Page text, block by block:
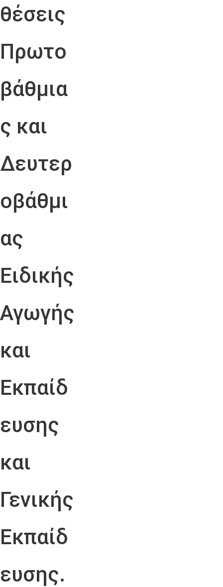
θέσεις
Πρωτο
βάθμια
ς και
Δευτερ
οβάθμι
ας
Ειδικής
Αγωγής
και
Εκπαίδ
ευσης
και
Γενικής
Εκπαίδ
ευσης.